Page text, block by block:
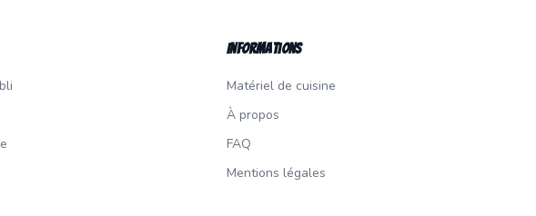
Informations
Matériel de cuisine
À propos
FAQ
Mentions légales